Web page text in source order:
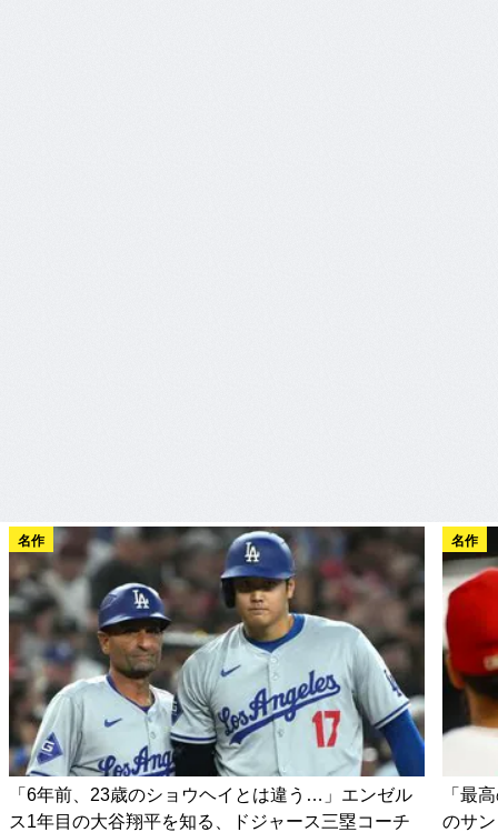
名作
「6年前、23歳のショウヘイとは違う…」エンゼル
ス1年目の大谷翔平を知る、ドジャース三塁コーチ
名作
「最
のサ